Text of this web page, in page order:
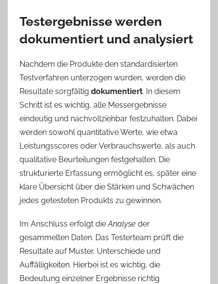
Testergebnisse werden
dokumentiert und analysiert
Nachdem die Produkte den standardisierten
Testverfahren unterzogen wurden, werden die
Resultate sorgfältig dokumentiert. In diesem
Schritt ist es wich­tig, alle Messergebnisse
eindeutig und nachvollziehbar festzuhalten. Dabei
werden sowohl quantitative Werte, wie etwa
Leistungsscores oder Verbrauchswerte, als auch
qualitative Beurteilungen festgehalten. Die
strukturierte Erfassung ermöglicht es, später eine
klare Übersicht über die Stärken und Schwächen
jedes getesteten Produkts zu gewinnen.
Im Anschluss erfolgt dieAnalyse der
gesammelten Daten. Das Testerteam prüft die
Resultate auf Muster, Unterschiede und
Auffälligkeiten. Hierbei ist es wichtig, die
Bedeutung einzelner Ergebnisse richtig